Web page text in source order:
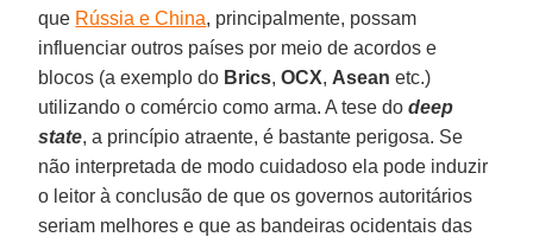
que Rússia e China, principalmente, possam
influenciar outros países por meio de acordos e
blocos (a exemplo do Brics,OCX, Aseanetc.)
utilizando o comércio como arma. A tese dodeep
state, a princípio atraente, é bastante perigosa. Se
não interpretada de modo cuidadoso ela pode induzir
o leitor à conclusão de que os governos autoritários
seriam melhores e que as bandeiras ocidentais das